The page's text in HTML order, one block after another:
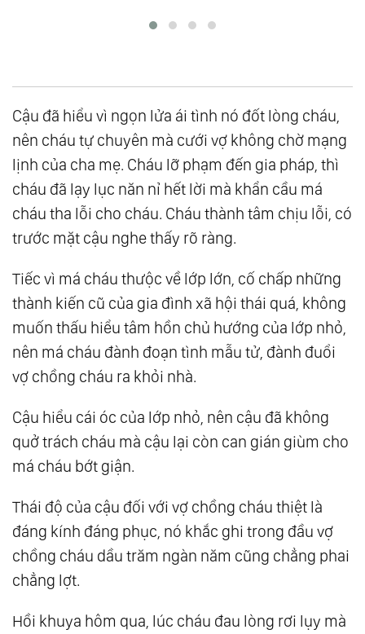
Cậu đã hiểu vì ngọn lửa ái tình nó đốt lòng cháu,
nên cháu tự chuyên mà cưới vợ không chờ mạng
lịnh của cha mẹ. Cháu lỡ phạm đến gia pháp, thì
cháu đã lạy lục năn nỉ hết lời mà khẩn cầu má
cháu tha lỗi cho cháu. Cháu thành tâm chịu lỗi, có
trước mặt cậu nghe thấy rõ ràng.
Tiếc vì má cháu thưộc về lớp lớn, cố chấp những
thành kiến cũ của gia đình xã hội thái quá, không
muốn thấu hiểu tâm hồn chủ hướng của lớp nhỏ,
nên má cháu đành đoạn tình mẫu tử, đành đuổi
vợ chồng cháu ra khỏi nhà.
Cậu hiểu cái óc của lớp nhỏ, nên cậu đã không
quở trách cháu mà cậu lại còn can gián giùm cho
má cháu bớt giận.
Thái độ của cậu đối với vợ chồng cháu thiệt là
đáng kính đáng phục, nó khắc ghi trong đầu vợ
chồng cháu dầu trăm ngàn năm cũng chẳng phai
chẳng lợt.
Hồi khuya hôm qua, lúc cháu đau lòng rơi lụy mà